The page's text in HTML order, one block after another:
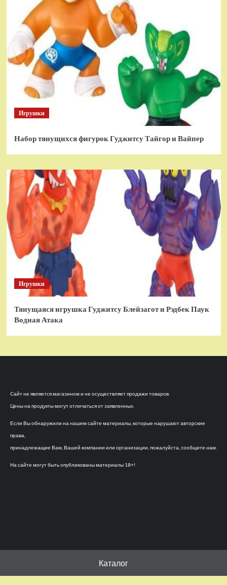
Игрушки
Набор тянущихся фигурок Гуджитсу Тайгор и Вайпер
Игрушки
Тянущаяся игрушка Гуджитсу Блейзагот и Рэдбек Паук
Водная Атака
Сайт не является магазином и не осуществляет продажи товаров.
Цены на продукты могут отличаться от заявленных.
Если Вы обнаружили на нашем сайте материалы, которые нарушают авторские
права,
принадлежащие Вам, Вашей компании или организации, пожалуйста, сообщите нам.
На сайте могут быть опубликованы материалы 18+!
Каталог